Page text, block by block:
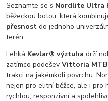
Seznamte se s Nordlite Ultra
běžeckou botou, která
přesnost do jednoho
terén.
Lehká Kevlar® výztuha drží
zatímco podeševVittoria MTB
trakci na jakémkoli povrchu.
nejen pro elitní běžce, ale i pro
rychlou, responzivní a